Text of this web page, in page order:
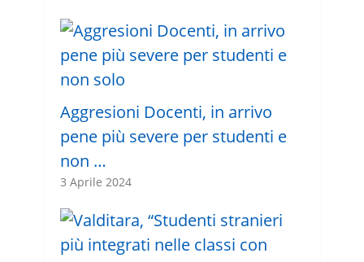
Aggresioni Docenti, in arrivo
pene più severe per studenti e
non …
3 Aprile 2024